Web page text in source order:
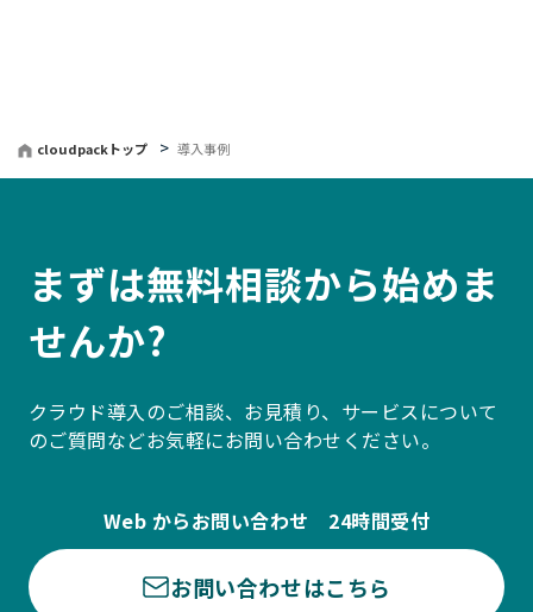
cloudpackトップ 導入事例
まずは無料相談から始めま
せんか?
クラウド導入のご相談、お見積り、サービスについて
のご質問などお気軽にお問い合わせください。
Web からお問い合わせ 24時間受付
お問い合わせはこちら